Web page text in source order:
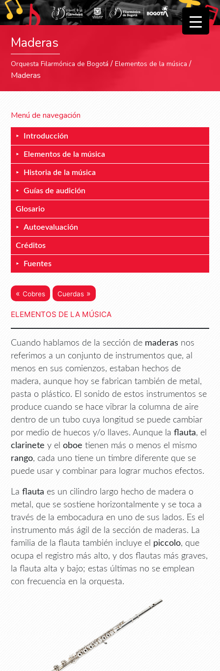
Maderas
Orquesta Filarmónica de Bogotá /Elementos de la música /
Maderas
Menú de navegación
Introducción
Elementos de la música
Historia de la música
Guías de audición
Glosario
Autoevaluación
Créditos
Fuentes
«Cobres Cuerdas »
ELEMENTOS DE LA MÚSICA
Cuando hablamos de la sección de maderas nos
referimos a un conjunto de instrumentos que, al
menos en sus comienzos, estaban hechos de
madera, aunque hoy se fabrican también de metal,
pasta o plástico. El sonido de estos instrumentos se
produce cuando se hace vibrar la columna de aire
dentro de un tubo cuya longitud se puede cambiar
por medio de huecos y/o llaves. Aunque laflauta, el
clarinete y eloboe tienen más o menos el mismo
rango, cada uno tiene un timbre diferente que se
puede usar y combinar para lograr muchos efectos.
Laflauta es un cilindro largo hecho de madera o
metal, que se sostiene horizontalmente y se toca a
través de la embocadura en uno de sus lados. Es el
instrumento más ágil de la sección de maderas. La
familia de la flauta también incluye el piccolo, que
ocupa el registro más alto, y dos flautas más graves,
la flauta alta y bajo; estas últimas no se emplean
con frecuencia en la orquesta.